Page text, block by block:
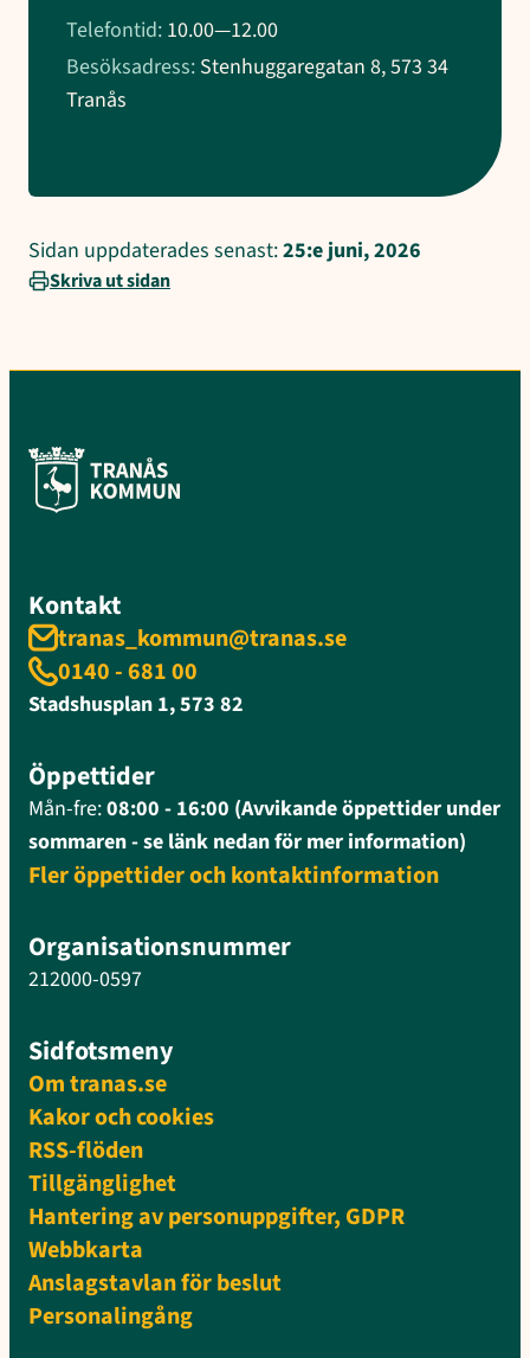
Telefontid: 10.00—12.00
Besöksadress: Stenhuggaregatan 8, 573 34
Tranås
Sidan uppdaterades senast:25:e juni, 2026
Skriva ut sidan
Kontakt
tranas_kommun@tranas.se
0140 - 681 00
Stadshusplan 1, 573 82
Öppettider
Mån-fre:08:00 - 16:00 (Avvikande öppettider under
sommaren - se länk nedan för mer information)
Fler öppettider och kontaktinformation
Organisationsnummer
212000-0597
Sidfotsmeny
Om tranas.se
Kakor och cookies
RSS-flöden
Tillgänglighet
Hantering av personuppgifter, GDPR
Webbkarta
Anslagstavlan för beslut
Personalingång